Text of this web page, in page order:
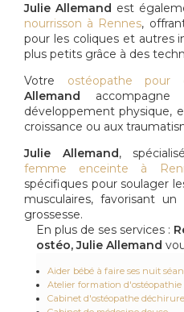
Julie Allemand est
nourrisson à Rennes,
pour les coliques et autres
plus petits grâce à des
Votre ostéopathe pour
Allemand
développement physique,
croissance ou aux
Julie Allemand,
femme enceinte à
spécifiques pour soulager
musculaires, favorisant
grossesse.
En plus de ses services :
ostéo, Julie Allemand
Aider bébé à faire ses nuit
Atelier formation d'ostéopathie
Cabinet d'ostéopathe